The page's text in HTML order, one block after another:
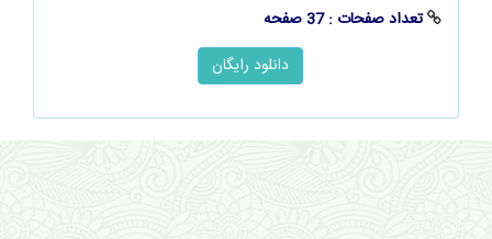
تعداد صفحات : 37 صفحه